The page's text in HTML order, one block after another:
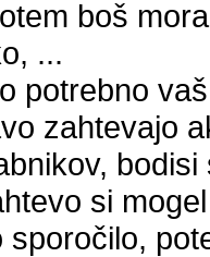
boš
...
potrebno
zahtevajo
si